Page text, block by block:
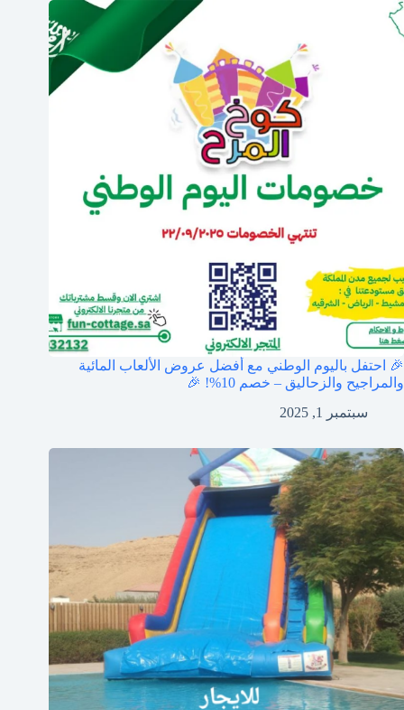
🎉 احتفل باليوم الوطني مع أفضل عروض الألعاب المائية
والمراجيح والزحاليق – خصم 10%! 🎉
سبتمبر 1, 2025